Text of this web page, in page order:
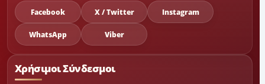
Facebook X / Twitter Instagram
WhatsApp Viber
Χρήσιμοι Σύνδεσμοι